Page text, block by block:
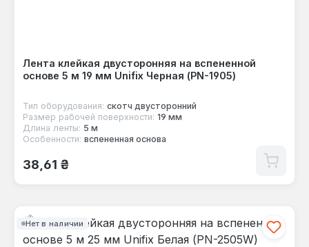
Лента клейкая двусторонняя на вспененной
основе 5 м 19 мм Unifix Черная (PN-1905)
Тип оборудования: скотч двусторонний
Размер рабочей поверхности: 19 мм
Длина ленты: 5 м
Особенности: вспененная основа
Обычная цена:
38,61 ₴
Нет в наличии